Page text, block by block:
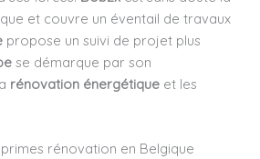
et couvre un éventail de travaux
propose un suivi de projet plus
se démarque par son
rénovation énergétique et les
rénovation en Belgique